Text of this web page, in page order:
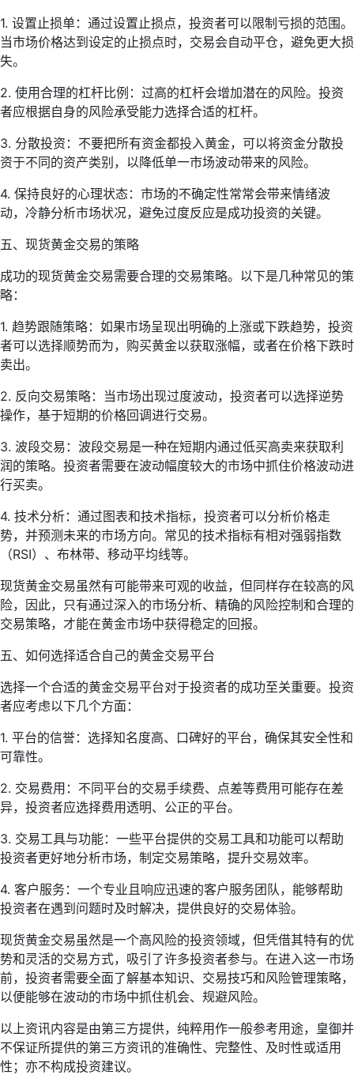
1. 设置止损单：通过设置止损点，投资者可以限制亏损的范围。
当市场价格达到设定的止损点时，交易会自动平仓，避免更大损
失。
2. 使用合理的杠杆比例：过高的杠杆会增加潜在的风险。投资
者应根据自身的风险承受能力选择合适的杠杆。
3. 分散投资：不要把所有资金都投入黄金，可以将资金分散投
资于不同的资产类别，以降低单一市场波动带来的风险。
4. 保持良好的心理状态：市场的不确定性常常会带来情绪波
动，冷静分析市场状况，避免过度反应是成功投资的关键。
五、现货黄金交易的策略
成功的现货黄金交易需要合理的交易策略。以下是几种常见的策
略：
1. 趋势跟随策略：如果市场呈现出明确的上涨或下跌趋势，投资
者可以选择顺势而为，购买黄金以获取涨幅，或者在价格下跌时
卖出。
2. 反向交易策略：当市场出现过度波动，投资者可以选择逆势
操作，基于短期的价格回调进行交易。
3. 波段交易：波段交易是一种在短期内通过低买高卖来获取利
润的策略。投资者需要在波动幅度较大的市场中抓住价格波动进
行买卖。
4. 技术分析：通过图表和技术指标，投资者可以分析价格走
势，并预测未来的市场方向。常见的技术指标有相对强弱指数
（RSI）、布林带、移动平均线等。
现货黄金交易虽然有可能带来可观的收益，但同样存在较高的风
险，因此，只有通过深入的市场分析、精确的风险控制和合理的
交易策略，才能在黄金市场中获得稳定的回报。
五、如何选择适合自己的黄金交易平台
选择一个合适的黄金交易平台对于投资者的成功至关重要。投资
者应考虑以下几个方面：
1. 平台的信誉：选择知名度高、口碑好的平台，确保其安全性和
可靠性。
2. 交易费用：不同平台的交易手续费、点差等费用可能存在差
异，投资者应选择费用透明、公正的平台。
3. 交易工具与功能：一些平台提供的交易工具和功能可以帮助
投资者更好地分析市场，制定交易策略，提升交易效率。
4. 客户服务：一个专业且响应迅速的客户服务团队，能够帮助
投资者在遇到问题时及时解决，提供良好的交易体验。
现货黄金交易虽然是一个高风险的投资领域，但凭借其特有的优
势和灵活的交易方式，吸引了许多投资者参与。在进入这一市场
前，投资者需要全面了解基本知识、交易技巧和风险管理策略，
以便能够在波动的市场中抓住机会、规避风险。
以上资讯内容是由第三方提供，纯粹用作一般参考用途，皇御并
不保证所提供的第三方资讯的准确性、完整性、及时性或适用
性；亦不构成投资建议。